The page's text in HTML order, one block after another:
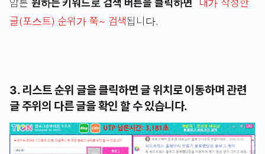
암튼 원하는 키워드로 검색 버튼을 클릭하면 내가 작성한
글(포스트) 순위가 쭉~ 검색됩니다.
3. 리스트 순위 글을 클릭하면 글 위치로 이동하며 관련
글 주위의 다른 글을 확인 할 수 있습니다.